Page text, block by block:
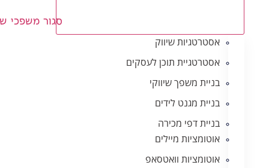
סגור משפכי
אסטרטגיות שיווק
אסטרטגיית תוכן לעסקים
בניית משפך שיווקי
בניית מגנט לידים
בניית דפי מכירה
אוטומציות מיילים
אוטומציות וואטסאפ